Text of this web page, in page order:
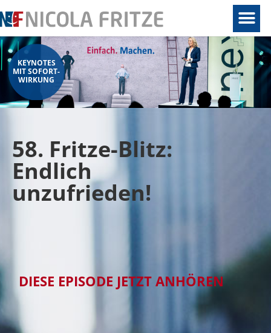
KEYNOTES
MIT SOFORT-
WIRKUNG
58. Fritze-Blitz:
Endlich
unzufrieden!
DIESE EPISODE JETZT ANHÖREN